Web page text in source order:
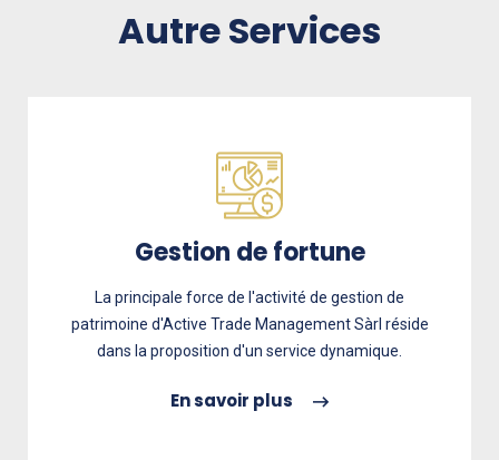
Autre Services
Gestion de fortune
La principale force de l'activité de gestion de
patrimoine d'Active Trade Management Sàrl réside
dans la proposition d'un service dynamique.
En savoir plus